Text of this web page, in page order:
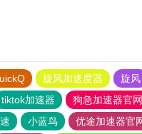
旋风加速度器 旋风
tiktok加速器
狗急加速器官网
小蓝鸟 优途加速器官